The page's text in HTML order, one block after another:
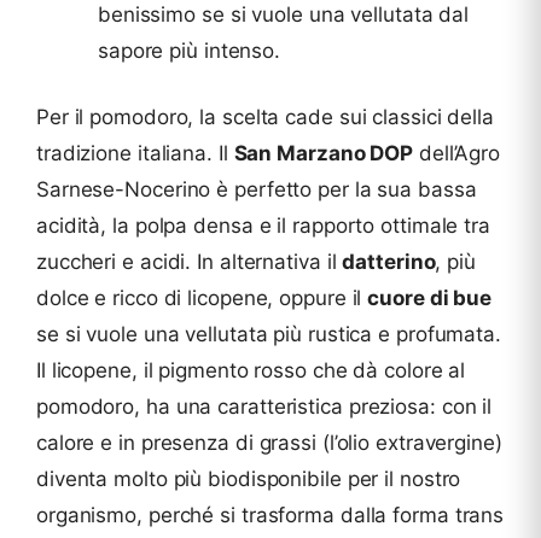
benissimo se si vuole una vellutata dal
sapore più intenso.
Per il pomodoro, la scelta cade sui classici della
tradizione italiana. Il San Marzano DOP dell’Agro
Sarnese-Nocerino è perfetto per la sua bassa
acidità, la polpa densa e il rapporto ottimale tra
zuccheri e acidi. In alternativa ildatterino, più
dolce e ricco di licopene, oppure ilcuore di bue
se si vuole una vellutata più rustica e profumata.
Il licopene, il pigmento rosso che dà colore al
pomodoro, ha una caratteristica preziosa: con il
calore e in presenza di grassi (l’olio extravergine)
diventa molto più biodisponibile per il nostro
organismo, perché si trasforma dalla forma trans